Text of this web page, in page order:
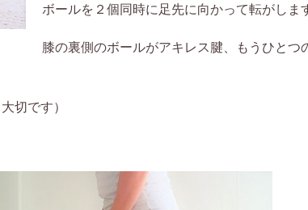
ボールを２個同時に足先に向かって転がしま
膝の裏側のボールがアキレス腱、もうひと
切です）